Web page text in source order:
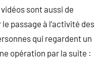
sont aussi de
passage à l’activité des
qui regardent un
opération par la suite :